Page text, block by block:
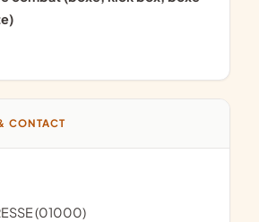
CONTACT
(01000)